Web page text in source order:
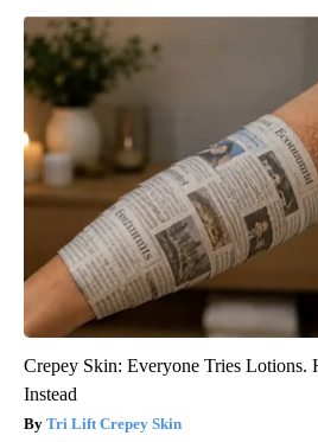
Crepey Skin: Everyone Tries Lotions.
Instead
Tri Lift Crepey Skin